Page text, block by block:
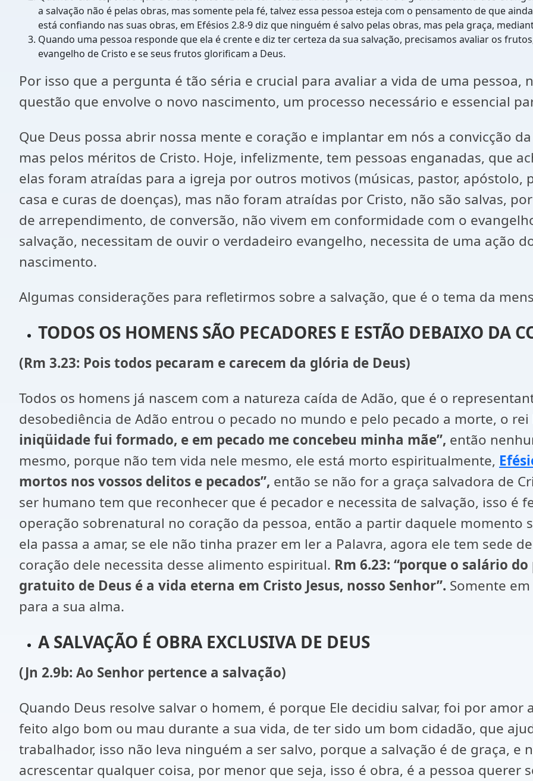
a salvação não é pelas obras, mas somente pela fé, talvez essa pessoa esteja com o pensamento de que
está confiando nas suas obras, em Efésios 2.8-9 diz que ninguém é salvo pelas obras, mas pela graça,
Quando uma pessoa responde que ela é crente e diz ter certeza da sua salvação, precisamos avaliar os
evangelho de Cristo e se seus frutos glorificam a Deus.
Por isso que a pergunta é tão séria e crucial para avaliar a vida de uma pessoa,
questão que envolve o novo nascimento, um processo necessário e essencial
Que Deus possa abrir nossa mente e coração e implantar em nós a convicção
mas pelos méritos de Cristo. Hoje, infelizmente, tem pessoas enganadas, que
elas foram atraídas para a igreja por outros motivos (músicas, pastor, apóstolo,
casa e curas de doenças), mas não foram atraídas por Cristo, não são salvas,
de arrependimento, de conversão, não vivem em conformidade com o
salvação, necessitam de ouvir o verdadeiro evangelho, necessita de uma ação
nascimento.
Algumas considerações para refletirmos sobre a salvação, que é o tema da
TODOS OS HOMENS SÃO PECADORES E ESTÃO DEBAIXO DA
(Rm 3.23: Pois todos pecaram e carecem da glória de Deus)
Todos os homens já nascem com a natureza caída de Adão, que é o
desobediência de Adão entrou o pecado no mundo e pelo pecado a morte, o rei
iniqüidade fui formado, e em pecado me concebeu minha mãe”, então
mesmo, porque não tem vida nele mesmo, ele está morto espiritualmente,
mortos nos vossos delitos e pecados”, então se não for a graça salvadora de
ser humano tem que reconhecer que é pecador e necessita de salvação, isso é
operação sobrenatural no coração da pessoa, então a partir daquele momento
ela passa a amar, se ele não tinha prazer em ler a Palavra, agora ele tem sede
coração dele necessita desse alimento espiritual. Rm 6.23: “porque o salário do
gratuito de Deus é a vida eterna em Cristo Jesus, nosso Senhor”. Somente
para a sua alma.
A SALVAÇÃO É OBRA EXCLUSIVA DE DEUS
(Jn 2.9b: Ao Senhor pertence a salvação)
Quando Deus resolve salvar o homem, é porque Ele decidiu salvar, foi por
feito algo bom ou mau durante a sua vida, de ter sido um bom cidadão, que
trabalhador, isso não leva ninguém a ser salvo, porque a salvação é de graça,
acrescentar qualquer coisa, por menor que seja, isso é obra, é a pessoa querer